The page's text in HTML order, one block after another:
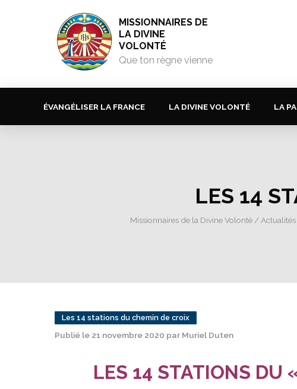
MISSIONNAIRES DE
LA DIVINE
VOLONTÉ
Que ton règne vienne
ÉVANGÉLISER LA FRANCE LA DIVINE VOLONTÉ LA
LES 14
Missionnaires de la Divine Volonté/ Actualités
Les 14 stations du chemin de croix
Publié le 21 novembre 2020 par Muriel Duten
LES 14 STATIONS DU